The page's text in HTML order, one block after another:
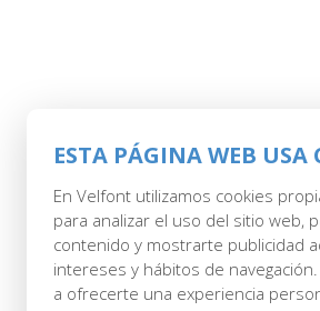
ESTA PÁGINA WEB USA
En Velfont utilizamos cookies
para analizar el uso del sitio web,
contenido y mostrarte publicidad
intereses y hábitos de
a ofrecerte una experiencia
07 JULNO-
71.PNG
Posted at 07:24hin byadmin